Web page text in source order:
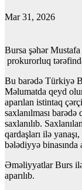
Mar 31, 2026
Bursa şəhər Mustafa
prokurorluq
Bu barədə Türkiyə
Məlumatda qeyd
aparılan istintaq
saxlanılması
saxlanılıb.
qardaşları ilə
bələdiyyə binasında
Əməliyyatlar Burs
aparılıb.